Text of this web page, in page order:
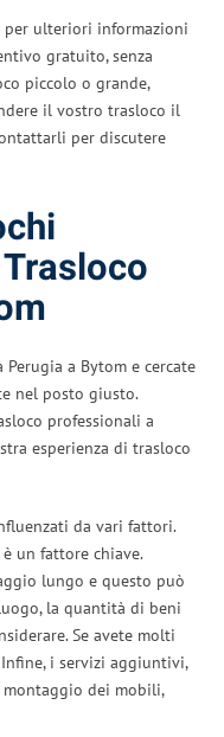
per ulteriori informazioni
gratuito, senza
piccolo o grande,
il vostro trasloco il
per discutere
a Bytom e cercate
nel posto giusto.
professionali a
esperienza di trasloco
da vari fattori.
un fattore chiave.
lungo e questo può
la quantità di beni
Se avete molti
i servizi aggiuntivi,
dei mobili,